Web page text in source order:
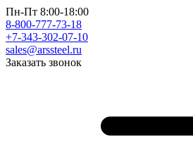
Пн-Пт 8:00-18:00
8-800-777-73-18
+7-343-302-07-10
sales@arssteel.ru
Заказать звонок